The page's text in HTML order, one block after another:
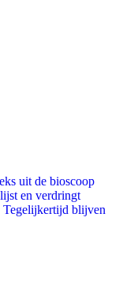
uit de bioscoop
en verdringt
blijven